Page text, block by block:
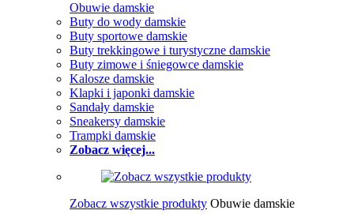
Obuwie damskie
Buty do wody damskie
Buty sportowe damskie
Buty trekkingowe i turystyczne damskie
Buty zimowe i śniegowce damskie
Kalosze damskie
Klapki i japonki damskie
Sandały damskie
Sneakersy damskie
Trampki damskie
Zobacz więcej...
Zobacz wszystkie produkty Obuwie damskie